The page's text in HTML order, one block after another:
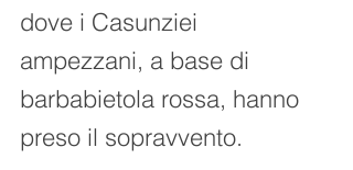
dove i Casunziei
ampezzani, a base di
barbabietola rossa, hanno
preso il sopravvento.